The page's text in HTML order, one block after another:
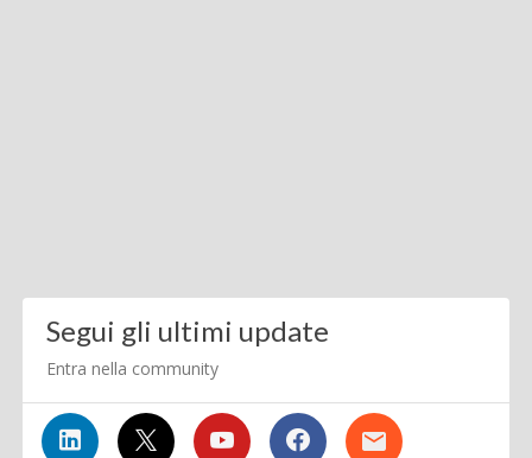
Segui gli ultimi update
Entra nella community